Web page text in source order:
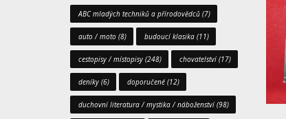
ABC mladých techniků a přírodovědců (7)
auto / moto (8) budoucí klasika (11)
cestopisy / místopisy (248) chovatelství(17)
deníky (6) doporučené (12)
duchovní literatura / mystika / náboženství(98)